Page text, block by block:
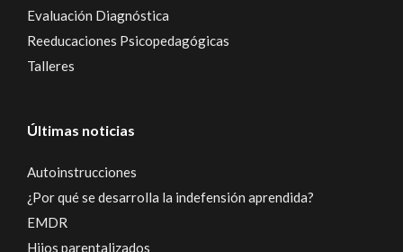
Evaluación Diagnóstica
Reeducaciones Psicopedagógicas
Talleres
Últimas noticias
Autoinstrucciones
¿Por qué se desarrolla la indefensión aprendida?
EMDR
Hijos parentalizados